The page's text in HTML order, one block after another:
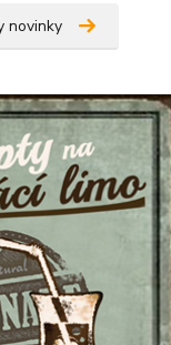
novinky